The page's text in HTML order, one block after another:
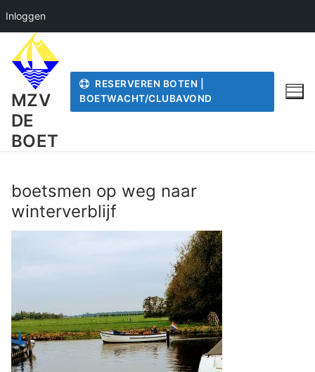
Inloggen
naar
inhoud
MZV
DE
BOET
RESERVEREN BOTEN |
BOETWACHT/CLUBAVOND
boetsmen op weg naar
winterverblijf